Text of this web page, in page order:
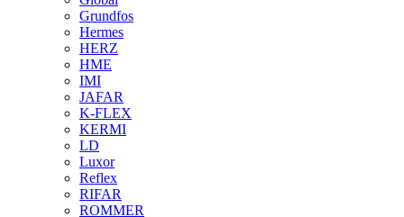
Grundfos
Hermes
HERZ
HME
IMI
JAFAR
K-FLEX
KERMI
LD
Luxor
Reflex
RIFAR
ROMMER